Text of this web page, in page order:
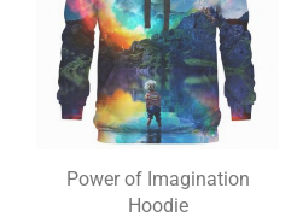
Power of Imagination
Hoodie